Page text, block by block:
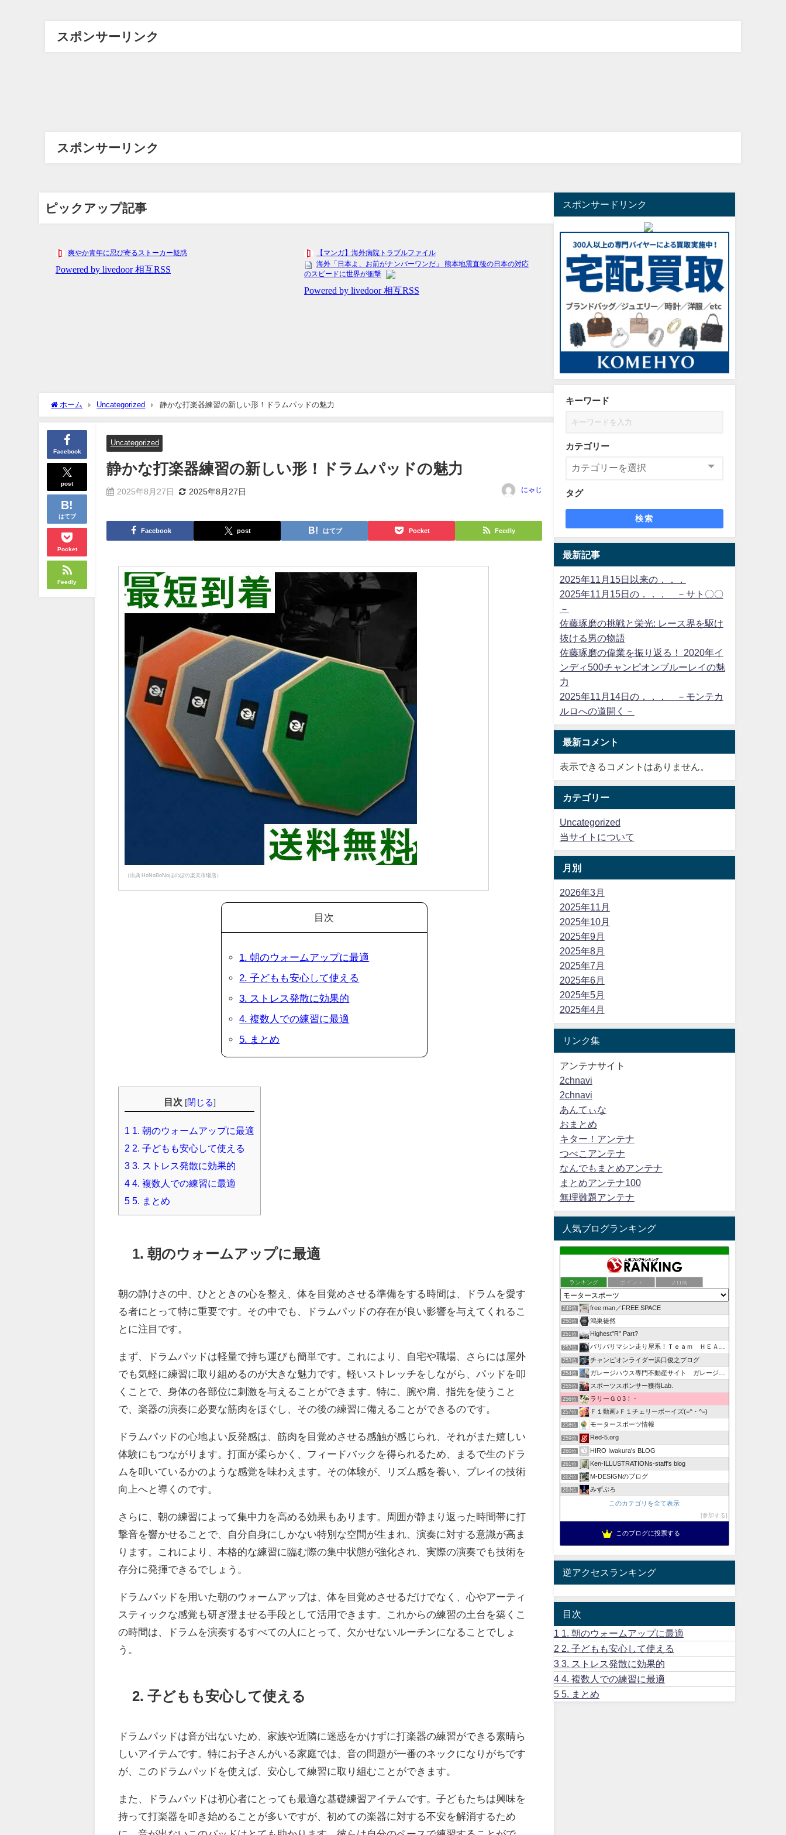
スポンサーリンク
スポンサーリンク
ピックアップ記事
ホーム Uncategorized 静かな打楽器練習の新しい形！ドラムパッドの魅力
Facebook
post
はてブ
Pocket
Feedly
Uncategorized
静かな打楽器練習の新しい形！ドラムパッドの魅力
2025年8月27日 2025年8月27日 にゃじ
Facebook post はてブ Pocket Feedly
（出典 HoNoBoNoほのぼの楽天市場店）
目次
1. 朝のウォームアップに最適
2. 子どもも安心して使える
3. ストレス発散に効果的
4. 複数人での練習に最適
5. まとめ
目次 閉じる
1 1. 朝のウォームアップに最適
2 2. 子どもも安心して使える
3 3. ストレス発散に効果的
4 4. 複数人での練習に最適
5 5. まとめ
1. 朝のウォームアップに最適
朝の静けさの中、ひとときの心を整え、体を目覚めさせる準備をする時間は、ドラムを愛す
る者にとって特に重要です。その中でも、ドラムパッドの存在が良い影響を与えてくれるこ
とに注目です。
まず、ドラムパッドは軽量で持ち運びも簡単です。これにより、自宅や職場、さらには屋外
でも気軽に練習に取り組めるのが大きな魅力です。軽いストレッチをしながら、パッドを叩
くことで、身体の各部位に刺激を与えることができます。特に、腕や肩、指先を使うこと
で、楽器の演奏に必要な筋肉をほぐし、その後の練習に備えることができるのです。
ドラムパッドの心地よい反発感は、筋肉を目覚めさせる感触が感じられ、それがまた嬉しい
体験にもつながります。打面が柔らかく、フィードバックを得られるため、まるで生のドラ
ムを叩いているかのような感覚を味わえます。その体験が、リズム感を養い、プレイの技術
向上へと導くのです。
さらに、朝の練習によって集中力を高める効果もあります。周囲が静まり返った時間帯に打
撃音を響かせることで、自分自身にしかない特別な空間が生まれ、演奏に対する意識が高ま
ります。これにより、本格的な練習に臨む際の集中状態が強化され、実際の演奏でも技術を
存分に発揮できるでしょう。
ドラムパッドを用いた朝のウォームアップは、体を目覚めさせるだけでなく、心やアーティ
スティックな感覚も研ぎ澄ませる手段として活用できます。これからの練習の土台を築くこ
の時間は、ドラムを演奏するすべての人にとって、欠かせないルーチンになることでしょ
う。
2. 子どもも安心して使える
ドラムパッドは音が出ないため、家族や近隣に迷惑をかけずに打楽器の練習ができる素晴ら
しいアイテムです。特にお子さんがいる家庭では、音の問題が一番のネックになりがちです
が、このドラムパッドを使えば、安心して練習に取り組むことができます。
また、ドラムパッドは初心者にとっても最適な基礎練習アイテムです。子どもたちは興味を
持って打楽器を叩き始めることが多いですが、初めての楽器に対する不安を解消するため
スポンサードリンク
キーワード
カテゴリー
タグ
検索
最新記事
2025年11月15日以来の．．．
2025年11月15日の．．． －サト〇〇
－
佐藤琢磨の挑戦と栄光: レース界を駆け
抜ける男の物語
佐藤琢磨の偉業を振り返る！ 2020年イ
ンディ500チャンピオンブルーレイの魅
力
2025年11月14日の．．． －モンテカ
ルロへの道開く－
最新コメント
表示できるコメントはありません。
カテゴリー
Uncategorized
当サイトについて
月別
2026年3月
2025年11月
2025年10月
2025年9月
2025年8月
2025年7月
2025年6月
2025年5月
2025年4月
リンク集
アンテナサイト
2chnavi
2chnavi
あんてぃな
おまとめ
キター！アンテナ
つべこアンテナ
なんでもまとめアンテナ
まとめアンテナ100
無理難題アンテナ
人気ブログランキング
ランキング ポイント ブロ画
249位 free man／FREE SPACE
250位 鴻巣徒然
251位 Highest"R" Part?
252位 バリバリマシン走り屋系！Ｔｅａｍ ＨＥＡＴ ＵＰ！
253位 チャンピオンライダー浜口俊之ブログ
254位 ガレージハウス専門不動産サイト ガレージハウスブログ
255位 スポーツスポンサー獲得Lab.
256位 ラリーＧＯ3！ -
257位 Ｆ１動画♪Ｆ１チェリーボーイズ(=^・^=)
258位 モータースポーツ情報
259位 Red-5.org
260位 HIRO Iwakura's BLOG
261位 Ken-ILLUSTRATIONs-staff's blog
262位 M-DESIGNのブログ
263位 みずぶろ
このカテゴリを全て表示
参加する
このブログに投票する
逆アクセスランキング
目次
1
1. 朝のウォームアップに最適
2 2. 子どもも安心して使える
33. ストレス発散に効果的
44. 複数人での練習に最適
55. まとめ